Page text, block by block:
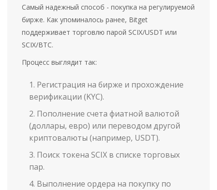
Самый надежный способ - покупка на регулируемой
бирже. Как упоминалось ранее, Bitget
поддерживает торговлю парой SCIX/USDT или
SCIX/BTC.
Процесс выглядит так:
Регистрация на бирже и прохождение
верификации (KYC).
Пополнение счета фиатной валютой
(доллары, евро) или переводом другой
криптовалюты (например, USDT).
Поиск токена SCIX в списке торговых
пар.
Выполнение ордера на покупку по